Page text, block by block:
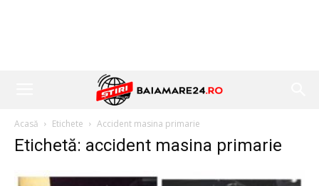
Acasă Etichete Accident masina primarie
Etichetă: accident masina primarie